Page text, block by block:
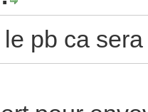
pb ca